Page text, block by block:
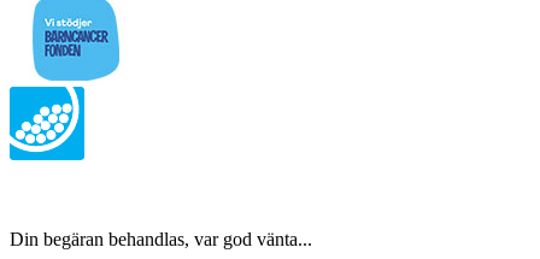
Din begäran behandlas, var god vänta...